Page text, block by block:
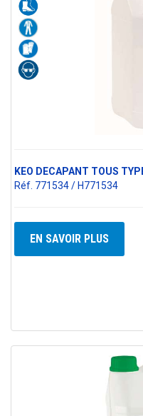
KEO DECAPANT TOUS
Réf. 771534 / H771534
EN SAVOIR PLUS